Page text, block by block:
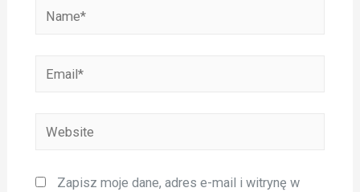
Name*
Email*
Website
Zapisz moje dane, adres e-mail i witrynę w